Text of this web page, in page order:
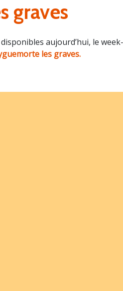
graves
aujourd’hui, le
les graves.